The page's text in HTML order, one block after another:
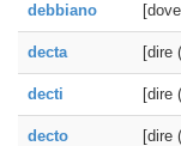
debbiano
decta [dire
decti [dire
decto [dire